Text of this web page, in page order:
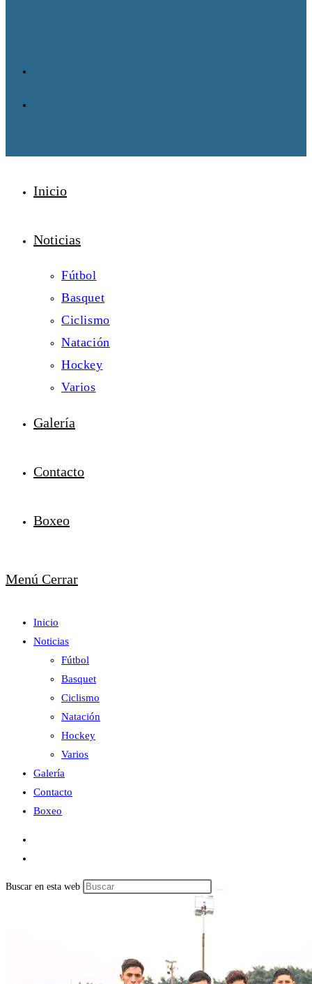
Inicio
Noticias
Fútbol
Basquet
Ciclismo
Natación
Hockey
Varios
Galería
Contacto
Boxeo
Menú Cerrar
Inicio
Noticias
Fútbol
Basquet
Ciclismo
Natación
Hockey
Varios
Galería
Contacto
Boxeo
Buscar en esta web